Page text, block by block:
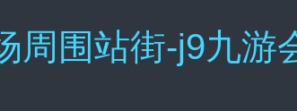
周围站街-j9九游